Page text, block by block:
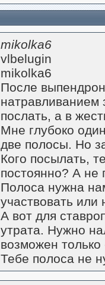
mikolka6
vlbelugin
mikolka6
После
натравливанием
послать, а в
Мне глубоко
две полосы. Но
Кого посылать,
постоянно? А не
Полоса нужна
участвовать или
А вот для
утрата. Нужно
возможен
Тебе полоса не